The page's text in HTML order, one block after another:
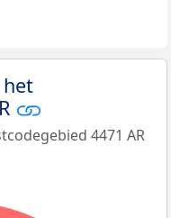
4471 AR